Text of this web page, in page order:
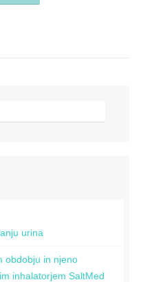
urina
obdobju in njeno
inhalatorjem SaltMed